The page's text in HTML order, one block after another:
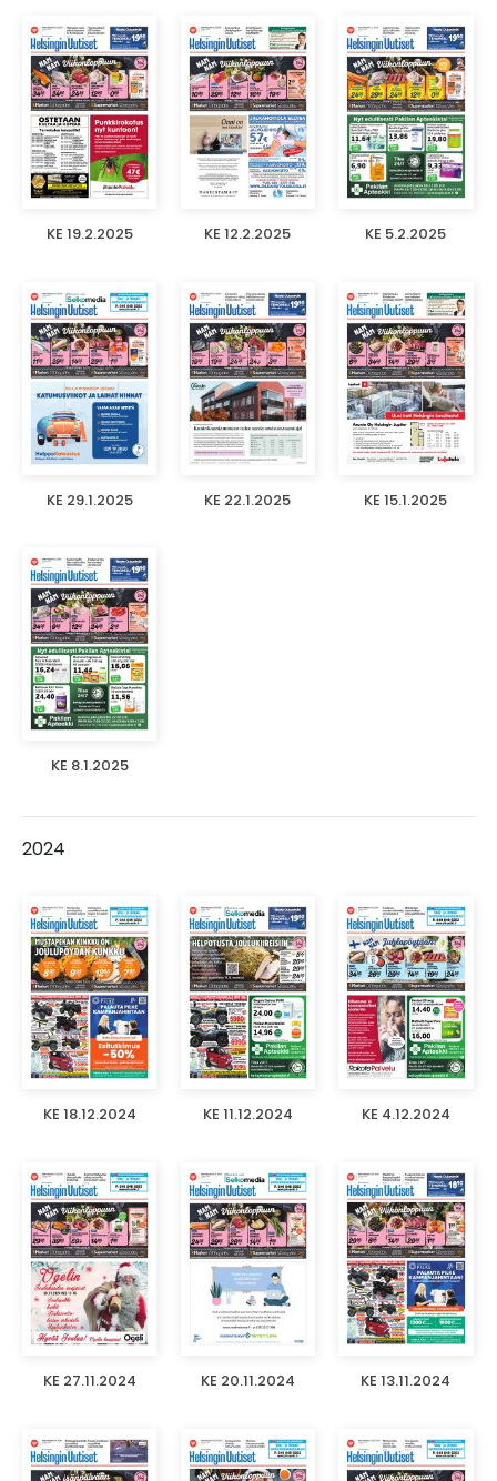
KE 19.2.2025 KE 12.2.2025 KE 5.2.2025
KE 29.1.2025 KE 22.1.2025 KE 15.1.2025
KE 8.1.2025
2024
KE 18.12.2024 KE 11.12.2024 KE 4.12.2024
KE 27.11.2024 KE 20.11.2024 KE 13.11.2024